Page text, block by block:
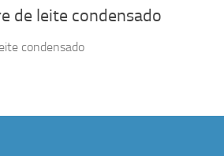
de leite condensado
condensado